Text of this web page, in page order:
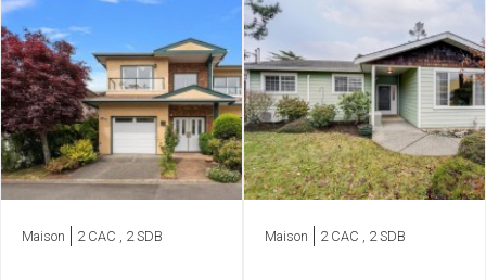
Maison 2 CAC , 2 SDB Maison 2 CAC , 2 SDB